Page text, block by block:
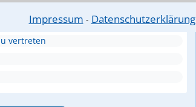
Impressum ⁃ Datenschutzerklärung
eines Rechtsanwalts?
vertreten